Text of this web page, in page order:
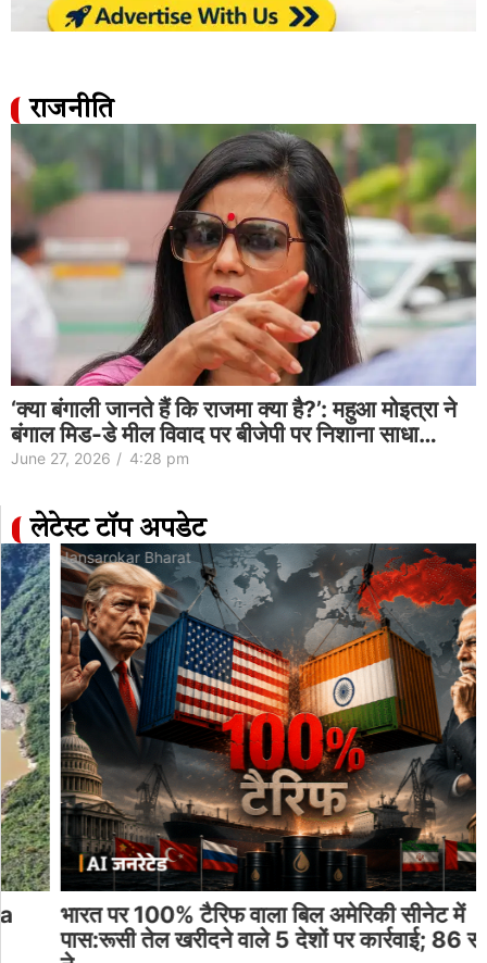
राजनीति
‘क्या बंगाली जानते हैं कि राजमा क्या है?’: महुआ मोइत्रा ने
बंगाल मिड-डे मील विवाद पर बीजेपी पर निशाना साधा…
June 27, 2026 / 4:28 pm
लेटेस्ट टॉप अपडेट
Jansarokar Bharat
भारत पर 100% टैरिफ वाला बिल अमेरिकी सीनेट में
पास:रूसी तेल खरीदने वाले 5 देशों पर कार्रवाई; 86 सांसदों